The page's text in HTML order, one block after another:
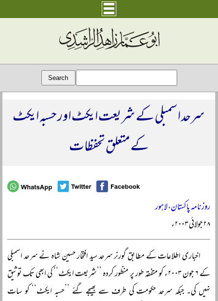
سرحد اسمبلی کے شریعت ایکٹ اور حسبہ ایکٹ
کے متعلق تحفظات
روزنامہ پاکستان، لاہور
۲۸ جولائی ۲۰۰۳ء
اخباری اطلاعات کے مطابق گورنر سرحد سید افتخار حسین شاہ نے سرحد اسمبلی
کے ۶ جون ۲۰۰۳ء کو متفقہ طور پر منظور کردہ ’’شریعت ایکٹ‘‘ کی ابھی تک توثیق
نہیں کی۔ جبکہ سرحد حکومت کی طرف سے بھیجے گئے ’’حسبہ ایکٹ‘‘ کو سات